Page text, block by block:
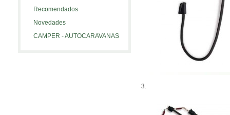
Recomendados
Novedades
CAMPER - AUTOCARAVANAS
3.